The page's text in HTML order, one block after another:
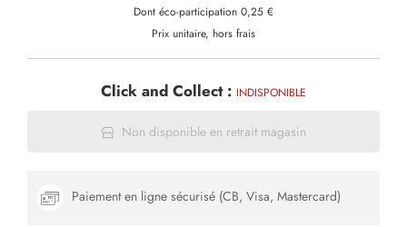
Dont éco-participation 0,25 €
Prix unitaire, hors frais
Click and Collect : INDISPONIBLE
Non disponible en retrait magasin
Paiement en ligne sécurisé (CB, Visa, Mastercard)